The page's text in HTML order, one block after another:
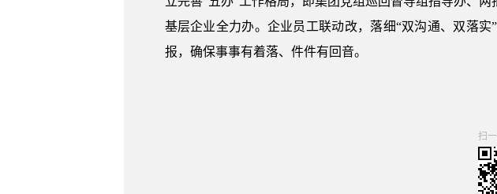
基层企业全力办。企业员工联动改，落细“双沟通、双落
报，确保事事有着落、件件有回音。
扫